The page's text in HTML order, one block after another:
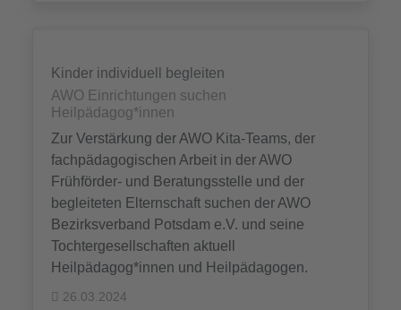
Kinder individuell begleiten
AWO Einrichtungen suchen
Heilpädagog*innen
Zur Verstärkung der AWO Kita-Teams, der
fachpädagogischen Arbeit in der AWO
Frühförder- und Beratungsstelle und der
begleiteten Elternschaft suchen der AWO
Bezirksverband Potsdam e.V. und seine
Tochtergesellschaften aktuell
Heilpädagog*innen und Heilpädagogen.
26.03.2024